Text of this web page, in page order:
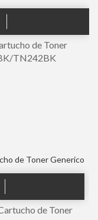
de Toner
TN242BK
de Toner